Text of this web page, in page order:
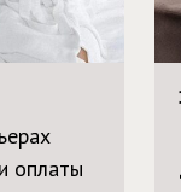
оплаты